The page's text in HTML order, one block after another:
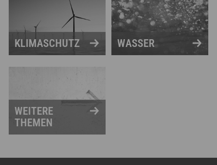
KLIMASCHUTZ WASSER
WEITERE
THEMEN